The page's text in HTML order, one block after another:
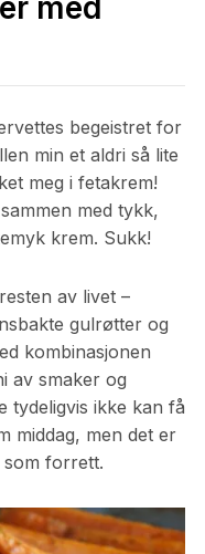
med
begeistret for
min et aldri så lite
meg i fetakrem!
med tykk,
krem. Sukk!
av livet –
gulrøtter og
kombinasjonen
av smaker og
tydeligvis ikke kan få
middag, men det er
forrett.